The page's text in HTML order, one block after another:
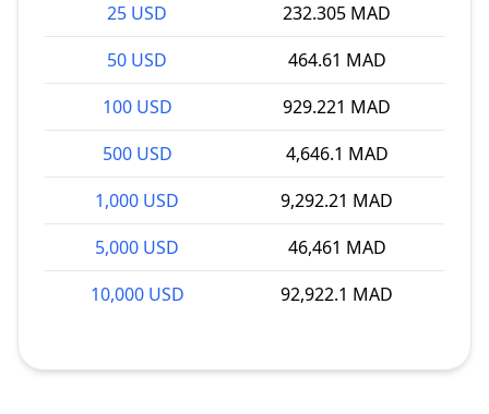
25 USD
232.305 MAD
50 USD
464.61 MAD
100 USD
929.221 MAD
500 USD
4,646.1 MAD
1,000 USD
9,292.21 MAD
5,000 USD
46,461 MAD
10,000 USD
92,922.1 MAD